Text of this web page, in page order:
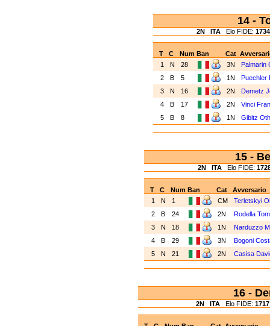
14 -
2N ITA Elo FIDE: 1734
T C NumBan Cat
1
N 28 3N
Palmarin
2
B 5 1N
Puechler
3
N 16 2N
Demetz
4
B 17 2N
Vinci
5
B 8 1N Gibitz
15 -
2N ITA Elo FIDE:
T C Num Ban Cat
Avversario
1
N 1 CM
Terletskyi
2
B 24 2N
Rodella
3
N 18 1N
Narduzzo
4
B 29 3N
Bogoni
5
N 21 2N Casisa
16 -
2N ITA Elo FIDE: 1717